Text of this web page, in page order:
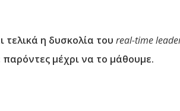
τελικά η δυσκολία του real-time
παρόντες μέχρι να το μάθουμε.